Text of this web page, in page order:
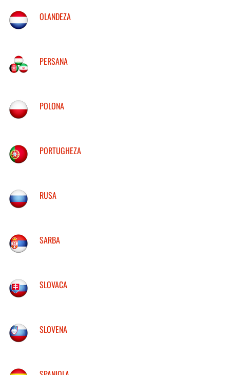
OLANDEZA
PERSANA
POLONA
PORTUGHEZA
RUSA
SARBA
SLOVACA
SLOVENA